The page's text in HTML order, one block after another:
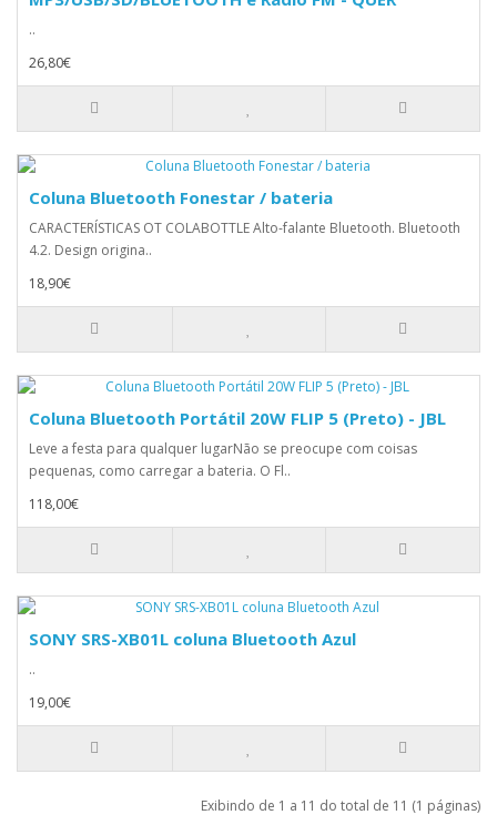
..
26,80€
Coluna Bluetooth Fonestar / bateria
CARACTERÍSTICAS OT COLABOTTLE Alto-falante Bluetooth. Bluetooth
4.2. Design origina..
18,90€
Coluna Bluetooth Portátil 20W FLIP 5 (Preto) - JBL
Leve a festa para qualquer lugarNão se preocupe com coisas
pequenas, como carregar a bateria. O Fl..
118,00€
SONY SRS-XB01L coluna Bluetooth Azul
..
19,00€
Exibindo de 1 a 11 do total de 11 (1 páginas)